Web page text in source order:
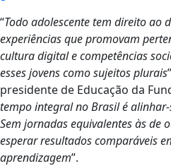
“Todo adolescente tem direito ao
experiências que promovam
cultura digital e competências
esses jovens como sujeitos plurais
presidente de Educação da
tempo integral no Brasil é
Sem jornadas equivalentes às de
esperar resultados comparáveis
aprendizagem”.